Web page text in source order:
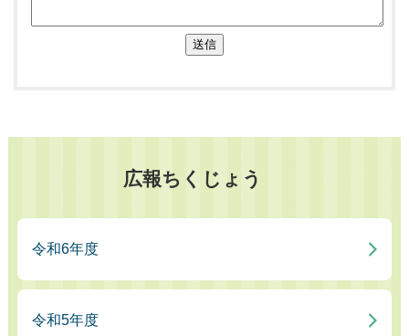
送信
広報ちくじょう
令和6年度
令和5年度